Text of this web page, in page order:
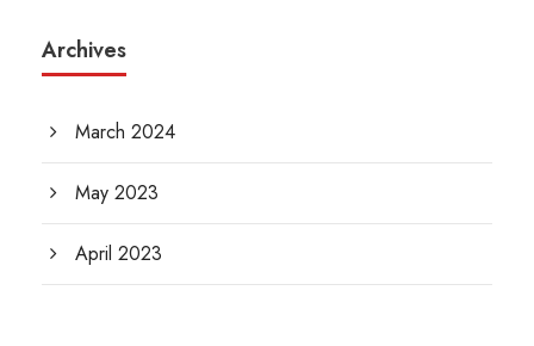
Archives
March 2024
May 2023
April 2023